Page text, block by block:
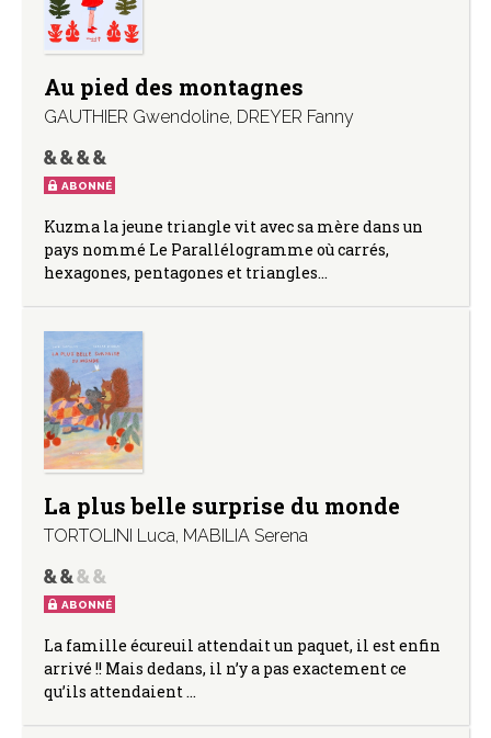
Au pied des montagnes
GAUTHIER Gwendoline, DREYER Fanny
ABONNÉ
Kuzma la jeune triangle vit avec sa mère dans un
pays nommé Le Parallélogramme où carrés,
hexagones, pentagones et triangles…
La plus belle surprise du monde
TORTOLINI Luca, MABILIA Serena
ABONNÉ
La famille écureuil attendait un paquet, il est enfin
arrivé !! Mais dedans, il n’y a pas exactement ce
qu’ils attendaient …